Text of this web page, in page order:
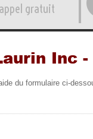
gratuit
Inc
du formulaire ci-